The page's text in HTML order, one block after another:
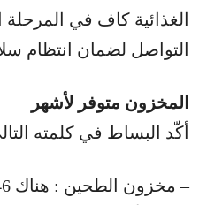
الغذائية كاف في المرحلة
التواصل لضمان انتظام
المخزون متوفر لأشهر
أكّد البساط في كلمته